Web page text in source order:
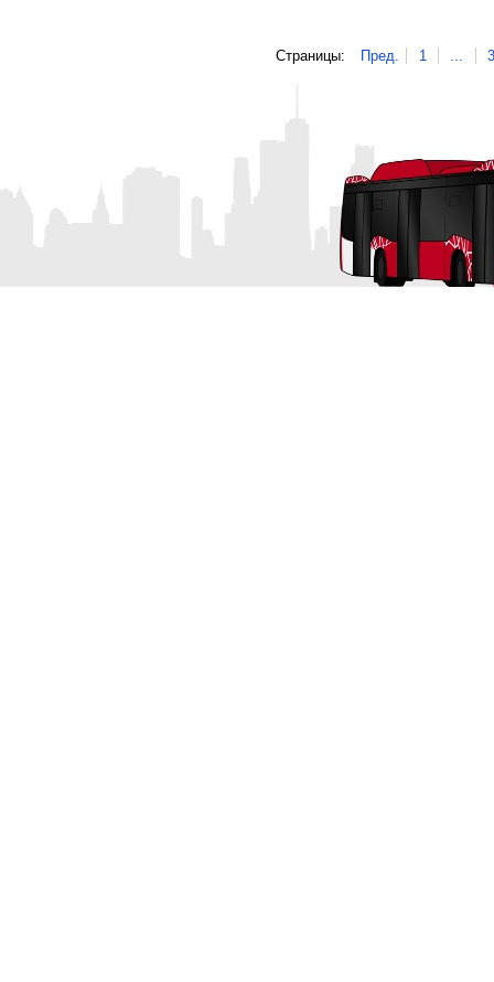
Страницы: Пред. 1